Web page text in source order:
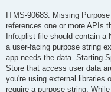
ITMS-90683: Missing
references one or more APIs
Info.plist file should contain a
a user-facing purpose string
app needs the data. Starting
Store that access user data
you're using external libraries
require a purpose string.